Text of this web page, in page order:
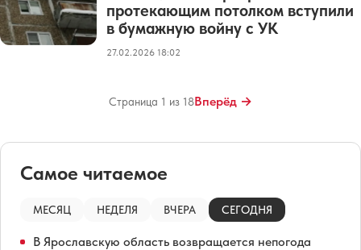
протекающим потолком вступили
в бумажную войну с УК
27.02.2026 18:02
Страница 1 из 18Вперёд →
Самое читаемое
МЕСЯЦ НЕДЕЛЯ ВЧЕРА СЕГОДНЯ
В Ярославскую область возвращается непогода